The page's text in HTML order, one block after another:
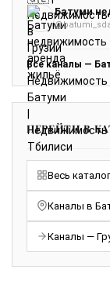
Батуми
Все каналы —
ПЕРЕЙТИ В
Весь
Каналы в
Каналы —